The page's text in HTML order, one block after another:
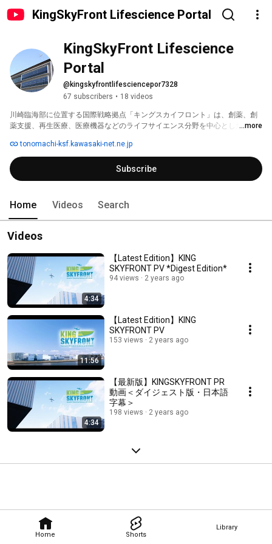
KingSkyFront Lifescience Portal
Home Shorts
Library
KingSkyFront Lifescience
Portal
@kingskyfrontlifesciencepor7328
67 subscribers • 18 videos
川崎臨海部に位置する国際戦略拠点「キングスカイフロント」は、創薬、創
薬支援、再生医療、医療機器などのライフサイエンス分野を中心とした、世
して、立地機関の集積が進展してきました。
...more
tonomachi-ksf.kawasaki-net.ne.jp
Subscribe
Home Videos Search
Videos
4:34
【Latest Edition】KING
SKYFRONT PV *Digest Edition*
94 views 2 years ago
11:56
【Latest Edition】KING
SKYFRONT PV
153 views 2 years ago
4:34
【最新版】KINGSKYFRONT PR
動画＜ダイジェスト版・日本語
字幕＞
198 views 2 years ago